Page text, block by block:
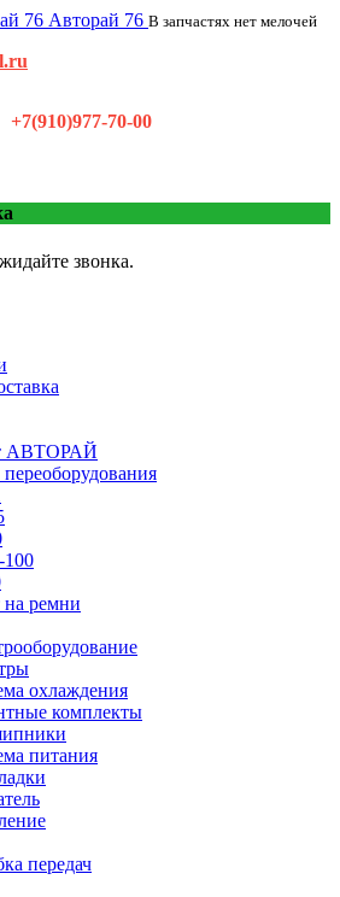
Авторай 76 В запчастях нет мелочей
70-00
звонка.
АВТОРАЙ
на ремни
охлаждения
комплекты
питания
передач